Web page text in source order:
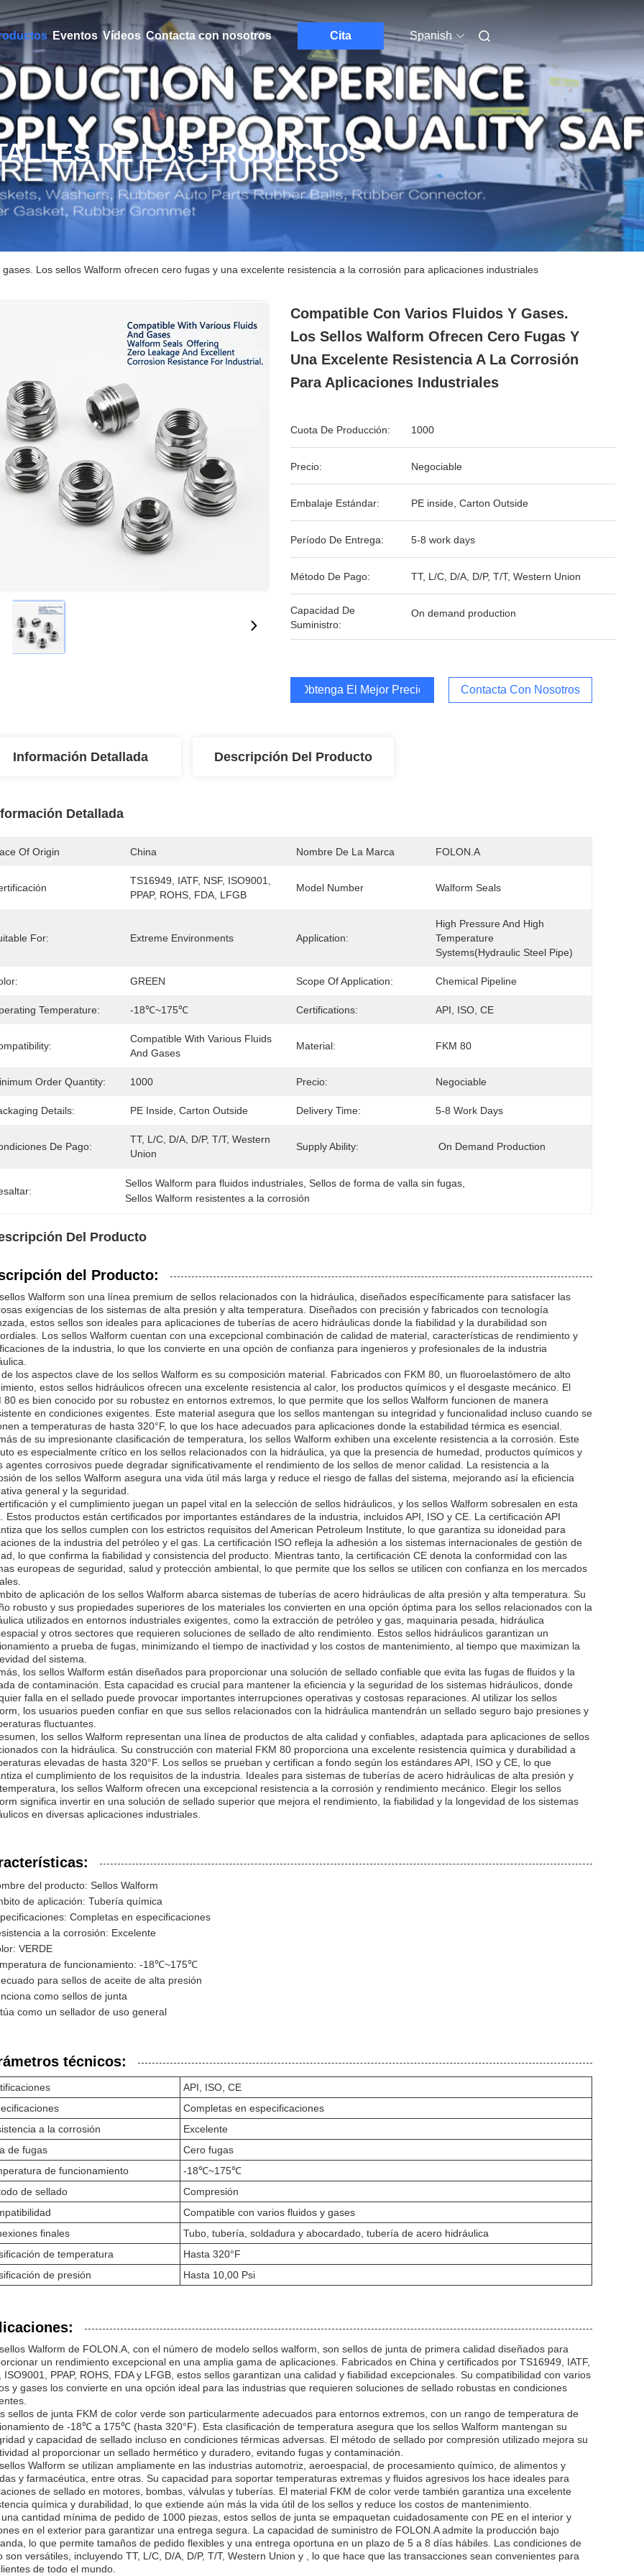
Eventos Vídeos Contacta con nosotros Cita Spanish
DE LOS PRODUCTOS
Los sellos Walform ofrecen cero fugas y una excelente resistencia a la corrosión para aplicaciones industriales
Compatible Con Varios Fluidos Y Gases.
Los Sellos Walform Ofrecen Cero Fugas Y
Una Excelente Resistencia A La Corrosión
Para Aplicaciones Industriales
Cuota De Producción: 1000
Precio: Negociable
Embalaje Estándar: PE inside, Carton Outside
Período De Entrega: 5-8 work days
Método De Pago: TT, L/C, D/A, D/P, T/T, Western Union
Capacidad De
Suministro:
On demand production
Obtenga El Mejor Precio Contacta Con Nosotros
Información Detallada Descripción Del Producto
Detallada
Of Origin China Nombre De La Marca FOLON.A
TS16949, IATF, NSF, ISO9001,
PPAP, ROHS, FDA, LFGB
Model Number Walform Seals
For: Extreme Environments Application:
High Pressure And High
Temperature
Systems(Hydraulic Steel Pipe)
GREEN Scope Of Application: Chemical Pipeline
Temperature: -18℃~175℃ Certifications: API, ISO, CE
Compatible With Various Fluids
And Gases
Material: FKM 80
Order Quantity: 1000 Precio: Negociable
Details: PE Inside, Carton Outside Delivery Time: 5-8 Work Days
De Pago:
TT, L/C, D/A, D/P, T/T, Western
Union
Supply Ability: On Demand Production
Sellos Walform para fluidos industriales , Sellos de forma de valla sin fugas
Sellos Walform resistentes a la corrosión
Del Producto
del Producto:
Walform son una línea premium de sellos relacionados con la hidráulica, diseñados específicamente para satisfacer las
exigencias de los sistemas de alta presión y alta temperatura. Diseñados con precisión y fabricados con tecnología
estos sellos son ideales para aplicaciones de tuberías de acero hidráulicas donde la fiabilidad y la durabilidad son
Los sellos Walform cuentan con una excepcional combinación de calidad de material, características de rendimiento y
de la industria, lo que los convierte en una opción de confianza para ingenieros y profesionales de la industria
de los aspectos clave de los sellos Walform es su composición material. Fabricados con FKM 80, un fluoroelastómero de alto
estos sellos hidráulicos ofrecen una excelente resistencia al calor, los productos químicos y el desgaste mecánico. El
80 es bien conocido por su robustez en entornos extremos, lo que permite que los sellos Walform funcionen de manera
en condiciones exigentes. Este material asegura que los sellos mantengan su integridad y funcionalidad incluso cuando se
a temperaturas de hasta 320°F, lo que los hace adecuados para aplicaciones donde la estabilidad térmica es esencial.
de su impresionante clasificación de temperatura, los sellos Walform exhiben una excelente resistencia a la corrosión. Este
es especialmente crítico en los sellos relacionados con la hidráulica, ya que la presencia de humedad, productos químicos y
agentes corrosivos puede degradar significativamente el rendimiento de los sellos de menor calidad. La resistencia a la
de los sellos Walform asegura una vida útil más larga y reduce el riesgo de fallas del sistema, mejorando así la eficiencia
general y la seguridad.
y el cumplimiento juegan un papel vital en la selección de sellos hidráulicos, y los sellos Walform sobresalen en esta
Estos productos están certificados por importantes estándares de la industria, incluidos API, ISO y CE. La certificación API
que los sellos cumplen con los estrictos requisitos del American Petroleum Institute, lo que garantiza su idoneidad para
de la industria del petróleo y el gas. La certificación ISO refleja la adhesión a los sistemas internacionales de gestión de
lo que confirma la fiabilidad y consistencia del producto. Mientras tanto, la certificación CE denota la conformidad con las
europeas de seguridad, salud y protección ambiental, lo que permite que los sellos se utilicen con confianza en los mercados
de aplicación de los sellos Walform abarca sistemas de tuberías de acero hidráulicas de alta presión y alta temperatura. Su
robusto y sus propiedades superiores de los materiales los convierten en una opción óptima para los sellos relacionados con la
utilizados en entornos industriales exigentes, como la extracción de petróleo y gas, maquinaria pesada, hidráulica
y otros sectores que requieren soluciones de sellado de alto rendimiento. Estos sellos hidráulicos garantizan un
a prueba de fugas, minimizando el tiempo de inactividad y los costos de mantenimiento, al tiempo que maximizan la
del sistema.
los sellos Walform están diseñados para proporcionar una solución de sellado confiable que evita las fugas de fluidos y la
de contaminación. Esta capacidad es crucial para mantener la eficiencia y la seguridad de los sistemas hidráulicos, donde
falla en el sellado puede provocar importantes interrupciones operativas y costosas reparaciones. Al utilizar los sellos
los usuarios pueden confiar en que sus sellos relacionados con la hidráulica mantendrán un sellado seguro bajo presiones y
fluctuantes.
los sellos Walform representan una línea de productos de alta calidad y confiables, adaptada para aplicaciones de sellos
con la hidráulica. Su construcción con material FKM 80 proporciona una excelente resistencia química y durabilidad a
elevadas de hasta 320°F. Los sellos se prueban y certifican a fondo según los estándares API, ISO y CE, lo que
el cumplimiento de los requisitos de la industria. Ideales para sistemas de tuberías de acero hidráulicas de alta presión y
los sellos Walform ofrecen una excepcional resistencia a la corrosión y rendimiento mecánico. Elegir los sellos
significa invertir en una solución de sellado superior que mejora el rendimiento, la fiabilidad y la longevidad de los sistemas
en diversas aplicaciones industriales.
del producto: Sellos Walform
de aplicación: Tubería química
Completas en especificaciones
a la corrosión: Excelente
VERDE
de funcionamiento: -18℃~175℃
para sellos de aceite de alta presión
como sellos de junta
como un sellador de uso general
técnicos:
API, ISO, CE
Completas en especificaciones
a la corrosión
Excelente
de fugas
Cero fugas
de funcionamiento
-18℃~175℃
de sellado
Compresión
Compatible con varios fluidos y gases
finales
Tubo, tubería, soldadura y abocardado, tubería de acero hidráulica
de temperatura
Hasta 320°F
de presión
Hasta 10,00 Psi
Walform de FOLON.A, con el número de modelo sellos walform, son sellos de junta de primera calidad diseñados para
un rendimiento excepcional en una amplia gama de aplicaciones. Fabricados en China y certificados por TS16949, IATF,
ISO9001, PPAP, ROHS, FDA y LFGB, estos sellos garantizan una calidad y fiabilidad excepcionales. Su compatibilidad con varios
y gases los convierte en una opción ideal para las industrias que requieren soluciones de sellado robustas en condiciones
sellos de junta FKM de color verde son particularmente adecuados para entornos extremos, con un rango de temperatura de
de -18℃ a 175℃ (hasta 320°F). Esta clasificación de temperatura asegura que los sellos Walform mantengan su
y capacidad de sellado incluso en condiciones térmicas adversas. El método de sellado por compresión utilizado mejora su
al proporcionar un sellado hermético y duradero, evitando fugas y contaminación.
Walform se utilizan ampliamente en las industrias automotriz, aeroespacial, de procesamiento químico, de alimentos y
y farmacéutica, entre otras. Su capacidad para soportar temperaturas extremas y fluidos agresivos los hace ideales para
de sellado en motores, bombas, válvulas y tuberías. El material FKM de color verde también garantiza una excelente
química y durabilidad, lo que extiende aún más la vida útil de los sellos y reduce los costos de mantenimiento.
cantidad mínima de pedido de 1000 piezas, estos sellos de junta se empaquetan cuidadosamente con PE en el interior y
en el exterior para garantizar una entrega segura. La capacidad de suministro de FOLON.A admite la producción bajo
lo que permite tamaños de pedido flexibles y una entrega oportuna en un plazo de 5 a 8 días hábiles. Las condiciones de
son versátiles, incluyendo TT, L/C, D/A, D/P, T/T, Western Union y , lo que hace que las transacciones sean convenientes para
de todo el mundo.